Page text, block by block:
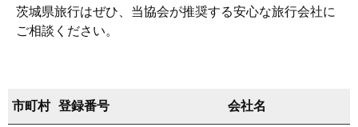
茨城県旅行はぜひ、当協会が推奨する安心な旅行会社に
ご相談ください。
市町村 登録番号 会社名